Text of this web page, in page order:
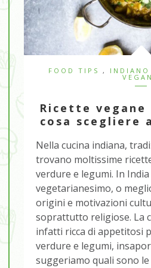
FOOD TIPS , INDIANO
Ricette vegane
cosa scegliere
Nella cucina indiana,
trovano moltissime
verdure e legumi. In
vegetarianesimo, o
origini e motivazioni
soprattutto religiose. La
infatti ricca di appetitosi
verdure e legumi,
suggeriamo quali sono